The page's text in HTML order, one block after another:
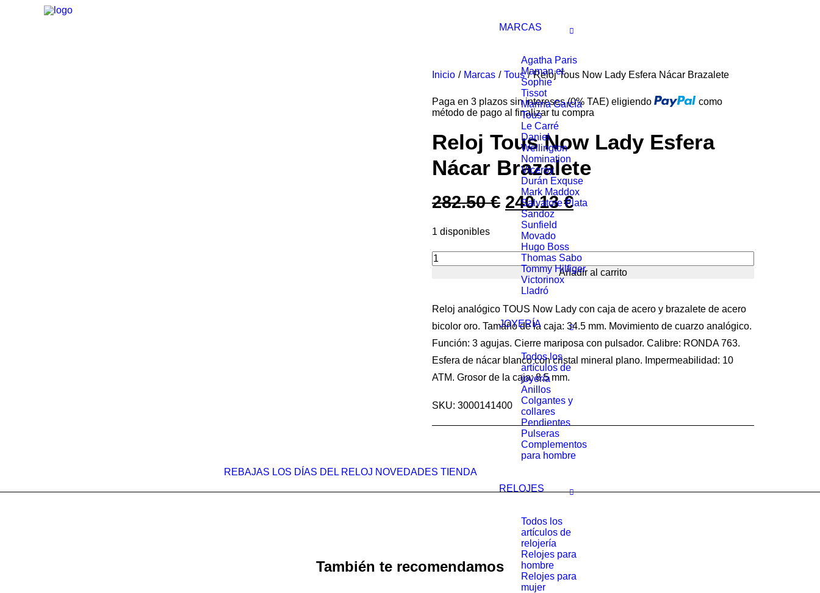
REBAJAS LOS DÍAS DEL RELOJ NOVEDADES TIENDA
MARCAS
Agatha Paris
Maman et
Sophie
Tissot
Marina García
Tous
Le Carré
Daniel
Wellington
Nomination
Viceroy
Durán Exquse
Mark Maddox
Salvatore Plata
Sandoz
Sunfield
Movado
Hugo Boss
Thomas Sabo
Tommy Hilfiger
Victorinox
Lladró
JOYERÍA
Todos los
artículos de
joyería
Anillos
Colgantes y
collares
Pendientes
Pulseras
Complementos
para hombre
RELOJES
Todos los
artículos de
relojería
Relojes para
hombre
Relojes para
mujer
Inicio Marcas Tous Reloj Tous Now Lady Esfera Nácar Brazalete
Paga en 3 plazos sin intereses (0% TAE) eligiendo
como
método de pago al finalizar tu compra
Reloj Tous Now Lady Esfera
Nácar Brazalete
282.50€ El
precio
original
era:
282.50 €.
240.13€El
es:
1 disponibles
Now
Lady
Esfera
Nácar
Brazalete
Añadir al carrito
Reloj analógico TOUS Now Lady con caja de acero y brazalete de acero
bicolor oro. Tamaño de la caja: 34.5 mm. Movimiento de cuarzo analógico.
Función: 3 agujas. Cierre mariposa con pulsador. Calibre: RONDA 763.
Esfera de nácar blanco con cristal mineral plano. Impermeabilidad: 10
ATM. Grosor de la caja: 8.5 mm.
SKU: 3000141400
También te recomendamos